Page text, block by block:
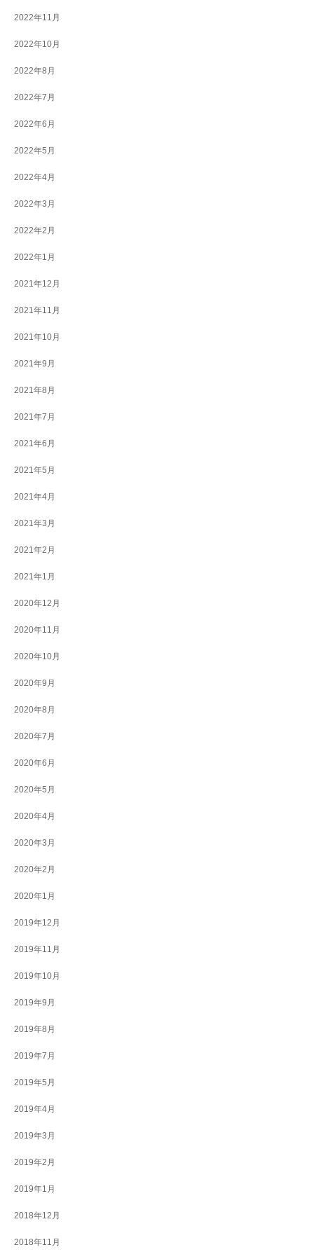
2022年11月
2022年10月
2022年8月
2022年7月
2022年6月
2022年5月
2022年4月
2022年3月
2022年2月
2022年1月
2021年12月
2021年11月
2021年10月
2021年9月
2021年8月
2021年7月
2021年6月
2021年5月
2021年4月
2021年3月
2021年2月
2021年1月
2020年12月
2020年11月
2020年10月
2020年9月
2020年8月
2020年7月
2020年6月
2020年5月
2020年4月
2020年3月
2020年2月
2020年1月
2019年12月
2019年11月
2019年10月
2019年9月
2019年8月
2019年7月
2019年5月
2019年4月
2019年3月
2019年2月
2019年1月
2018年12月
2018年11月